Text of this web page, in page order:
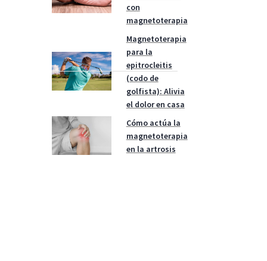
con
magnetoterapia
Magnetoterapia
para la
epitrocleitis
(codo de
golfista): Alivia
el dolor en casa
Cómo actúa la
magnetoterapia
en la artrosis